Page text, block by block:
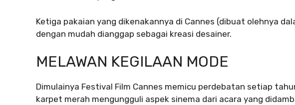
Ketiga pakaian yang dikenakannya di Cannes (dibuat olehnya
dengan mudah dianggap sebagai kreasi desainer.
MELAWAN KEGILAAN MODE
Dimulainya Festival Film Cannes memicu perdebatan setiap
karpet merah mengungguli aspek sinema dari acara yang